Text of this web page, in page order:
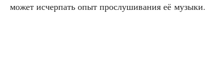
может исчер­пать опыт про­слу­ши­ва­ния её музыки.